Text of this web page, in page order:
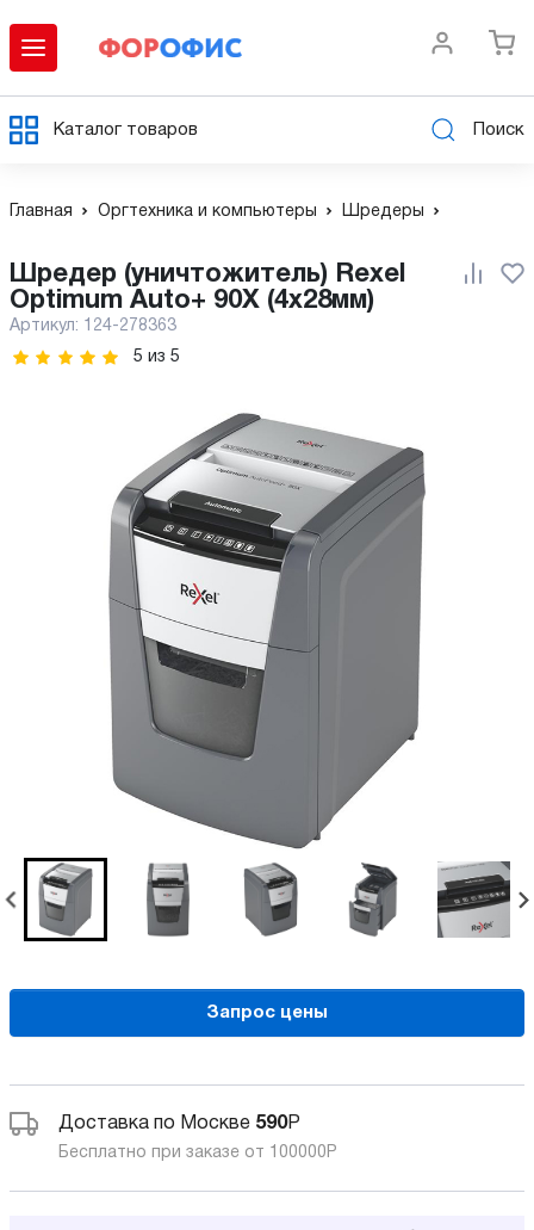
Каталог товаров Поиск
Главная Оргтехника и компьютеры Шредеры
Шредер (уничтожитель) Rexel
Optimum Auto+ 90X (4x28мм)
Артикул: 124-278363
5 из 5
Запрос цены
Доставка по Москве 590Р
Бесплатно при заказе от 100000 Р